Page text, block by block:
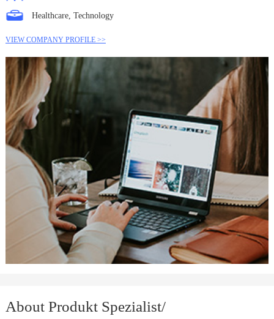
Healthcare, Technology
VIEW COMPANY PROFILE >>
About Produkt Spezialist/